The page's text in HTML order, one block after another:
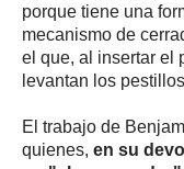
porque tiene una
mecanismo de
el que, al insertar el
levantan los
El trabajo de
quienes, en su